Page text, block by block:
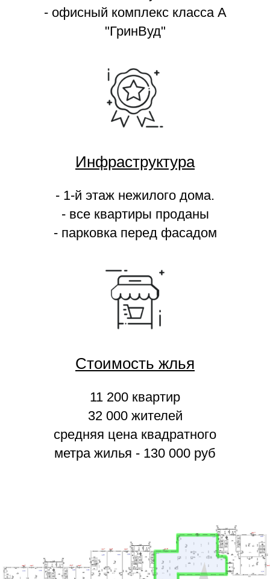
- офисный комплекс класса А
"ГринВуд"
Инфраструктура
- 1-й этаж нежилого дома.
- все квартиры проданы
- парковка перед фасадом
Стоимость жлья
11 200 квартир
32 000 жителей
средняя цена квадратного
метра жилья - 130 000 руб